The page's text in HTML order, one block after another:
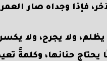
فإذا وجداه صار
ولا يجرح، ولا
حنانها، وكلمةً